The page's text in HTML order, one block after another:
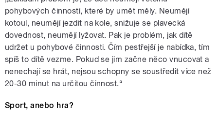
pohybových činností, které by umět měly. Neumějí
kotoul, neumějí jezdit na kole, snižuje se plavecká
dovednost, neumějí lyžovat. Pak je problém, jak dítě
udržet u pohybové činnosti. Čím pestřejší je nabídka, tím
spíš to dítě vezme. Pokud se jim začne něco vnucovat a
nenechají se hrát, nejsou schopny se soustředit více než
20-30 minut na určitou činnost.“
Sport, anebo hra?